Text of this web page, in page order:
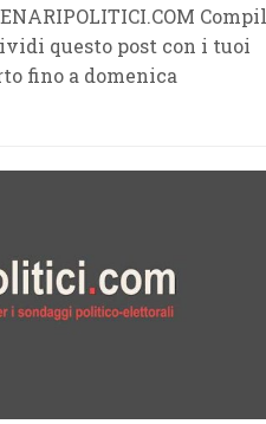
questo post con i tuoi
fino a domenica